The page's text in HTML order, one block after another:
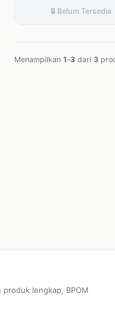
🔒 Belum Tersedia
Menampilkan 1–3 dari 3
lengkap, BPOM